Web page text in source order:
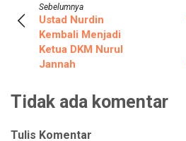
Sebelumnya
Ustad Nurdin
Kembali Menjadi
Ketua DKM Nurul
Jannah
Tidak ada komentar
Tulis Komentar